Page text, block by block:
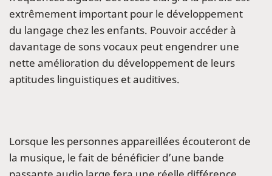
extrêmement important pour le développement
du langage chez les enfants. Pouvoir accéder à
davantage de sons vocaux peut engendrer une
nette amélioration du développement de leurs
aptitudes linguistiques et auditives.
Lorsque les personnes appareillées écouteront de
la musique, le fait de bénéficier d’une bande